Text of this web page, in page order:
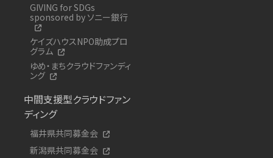
GIVING for SDGs
sponsored by ソニー銀行
ケイズハウスNPO助成プロ
グラム
ゆめ・まちクラウドファンディ
ング
中間支援型クラウドファン
ディング
福井県共同募金会
新潟県共同募金会